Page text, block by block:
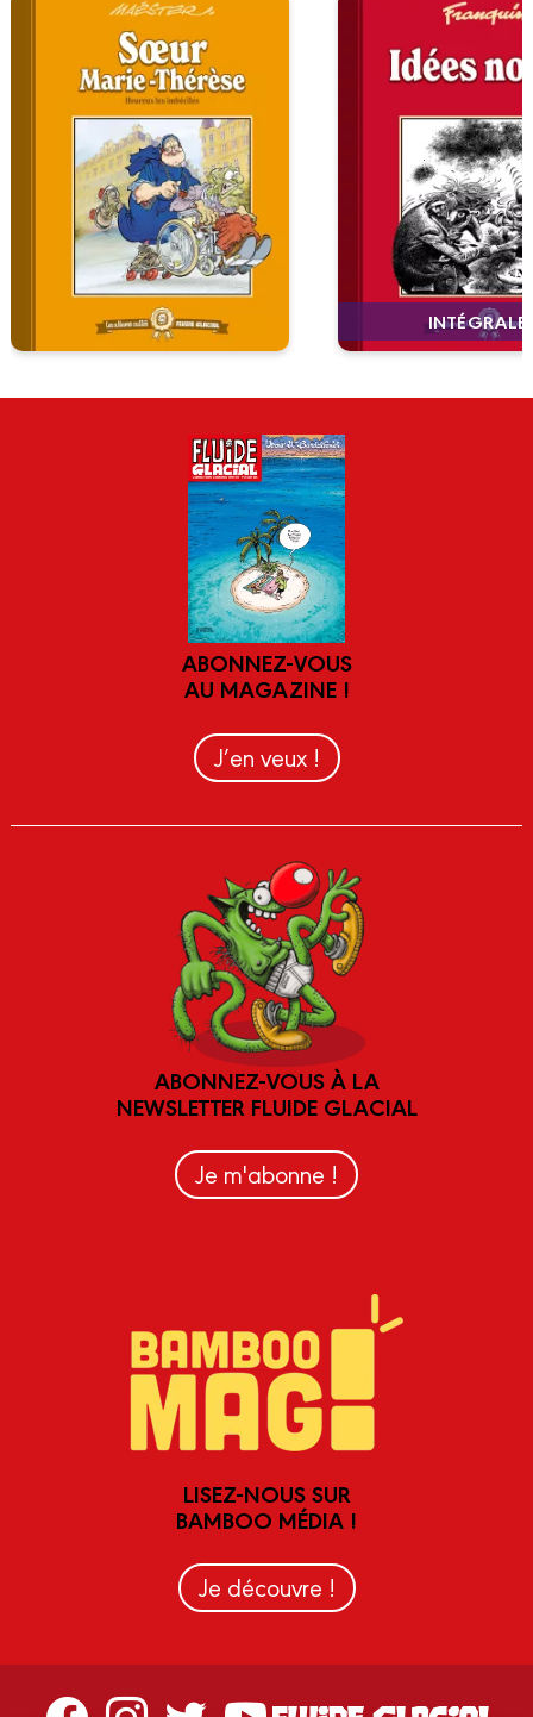
INTÉGRALE
ABONNEZ-VOUS
AU MAGAZINE !
J’en veux !
ABONNEZ-VOUS À LA
NEWSLETTER FLUIDE GLACIAL
Je m'abonne !
LISEZ-NOUS SUR
BAMBOO MÉDIA !
Je découvre !